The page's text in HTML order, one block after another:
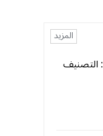
المزيد
التصنيف